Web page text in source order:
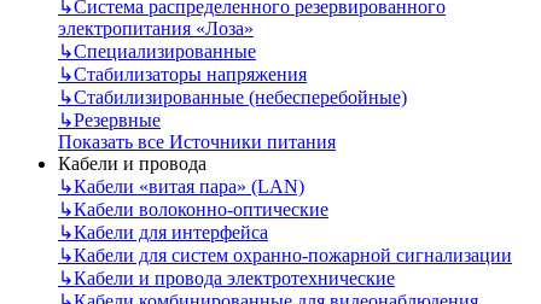
↳Система распределенного резервированного
электропитания «Лоза»
↳Специализированные
↳Стабилизаторы напряжения
↳Стабилизированные (небесперебойные)
↳Резервные
Показать все Источники питания
Кабели и провода
↳Кабели «витая пара» (LAN)
↳Кабели волоконно-оптические
↳Кабели для интерфейса
↳Кабели для систем охранно-пожарной сигнализации
↳Кабели и провода электротехнические